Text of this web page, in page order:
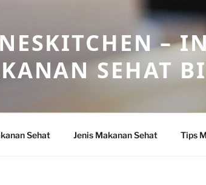
–
SEHAT
Sehat Jenis Makanan Sehat Tips